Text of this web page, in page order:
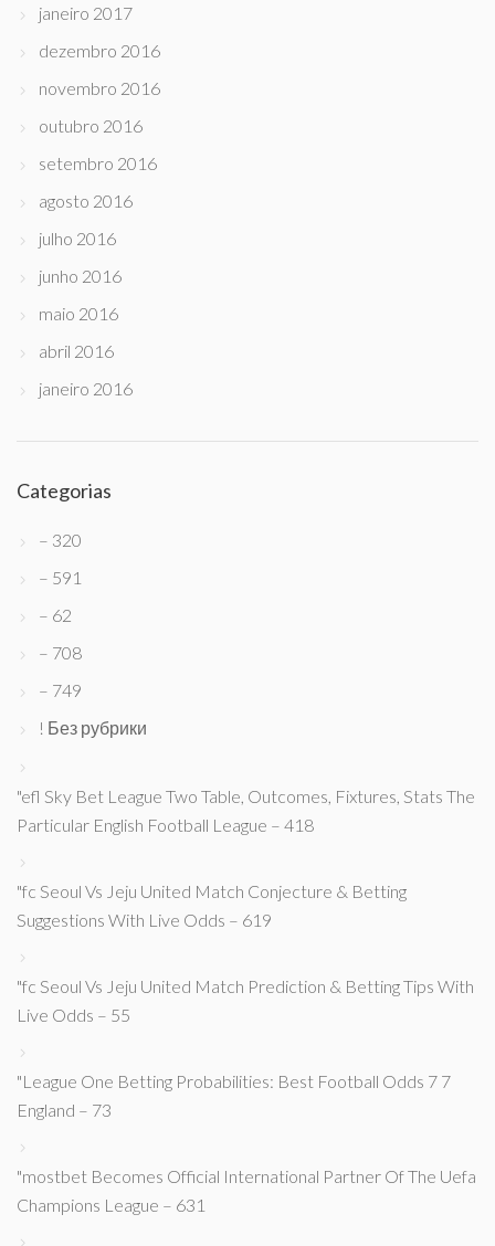
janeiro 2017
dezembro 2016
novembro 2016
outubro 2016
setembro 2016
agosto 2016
julho 2016
junho 2016
maio 2016
abril 2016
janeiro 2016
Categorias
– 320
– 591
– 62
– 708
– 749
! Без рубрики
"efl Sky Bet League Two Table, Outcomes, Fixtures, Stats The
Particular English Football League – 418
"fc Seoul Vs Jeju United Match Conjecture & Betting
Suggestions With Live Odds – 619
"fc Seoul Vs Jeju United Match Prediction & Betting Tips With
Live Odds – 55
"League One Betting Probabilities: Best Football Odds 7 7
England – 73
"mostbet Becomes Official International Partner Of The Uefa
Champions League – 631